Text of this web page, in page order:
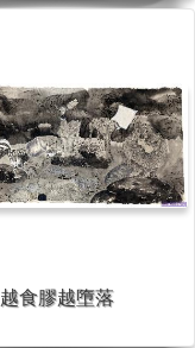
越食膠越墮落